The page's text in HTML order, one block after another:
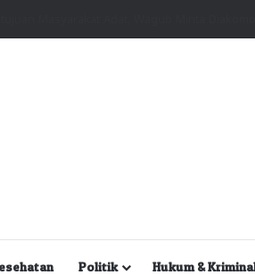
Politik Hukum &